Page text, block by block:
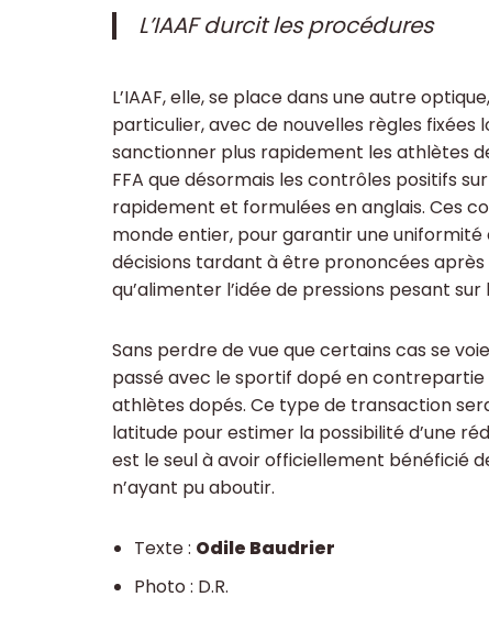
L’IAAF durcit les procédures
L’IAAF, elle, se place dans une autre
particulier, avec de nouvelles règles fixées
sanctionner plus rapidement les athlètes
FFA que désormais les contrôles positifs
rapidement et formulées en anglais. Ces
monde entier, pour garantir une uniformité
décisions tardant à être prononcées
qu’alimenter l’idée de pressions pesant
Sans perdre de vue que certains cas se
passé avec le sportif dopé en contrepartie
athlètes dopés. Ce type de transaction
latitude pour estimer la possibilité d’une
est le seul à avoir officiellement bénéficié
n’ayant pu aboutir.
Texte : Odile Baudrier
Photo : D.R.